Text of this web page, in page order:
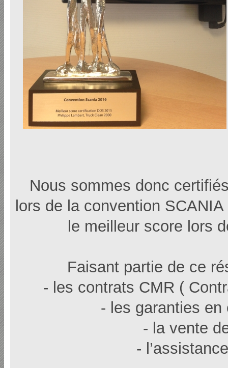
Nous sommes donc
lors de la convention
le meilleur score lors
Faisant partie de ce
- les contrats CMR (
- les garanties
- la vente
-